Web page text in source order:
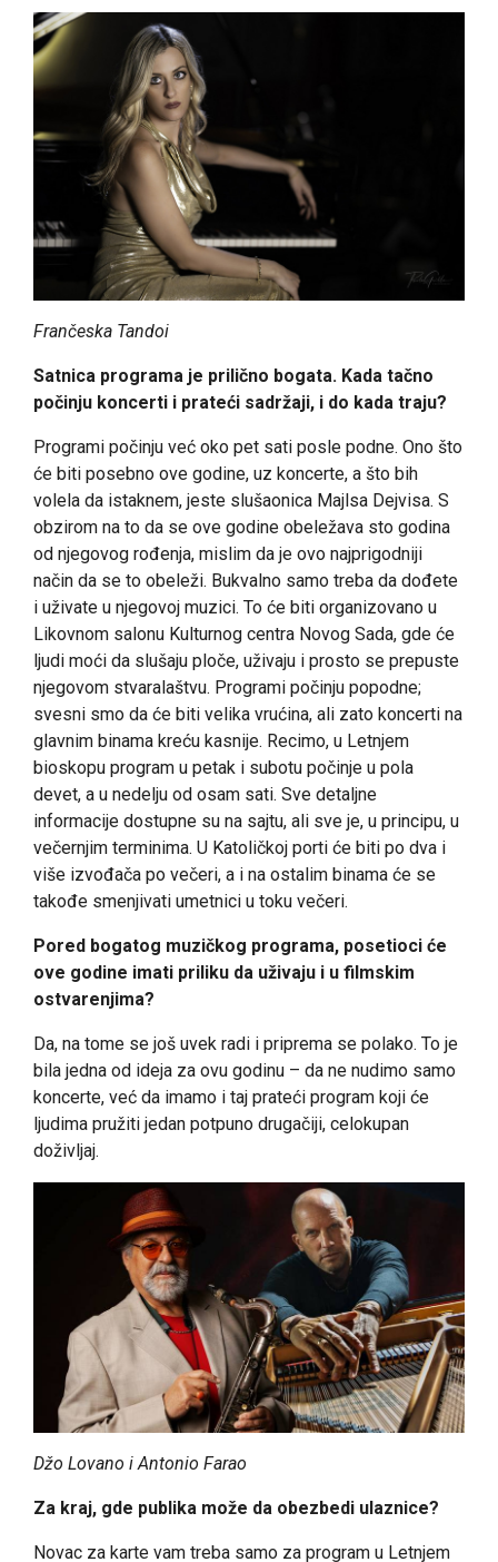
Frančeska Tandoi
Satnica programa je prilično bogata. Kada tačno
počinju koncerti i prateći sadržaji, i do kada traju?
Programi počinju već oko pet sati posle podne. Ono što
će biti posebno ove godine, uz koncerte, a što bih
volela da istaknem, jeste slušaonica Majlsa Dejvisa. S
obzirom na to da se ove godine obeležava sto godina
od njegovog rođenja, mislim da je ovo najprigodniji
način da se to obeleži. Bukvalno samo treba da dođete
i uživate u njegovoj muzici. To će biti organizovano u
Likovnom salonu Kulturnog centra Novog Sada, gde će
ljudi moći da slušaju ploče, uživaju i prosto se prepuste
njegovom stvaralaštvu. Programi počinju popodne;
svesni smo da će biti velika vrućina, ali zato koncerti na
glavnim binama kreću kasnije. Recimo, u Letnjem
bioskopu program u petak i subotu počinje u pola
devet, a u nedelju od osam sati. Sve detaljne
informacije dostupne su na sajtu, ali sve je, u principu, u
večernjim terminima. U Katoličkoj porti će biti po dva i
više izvođača po večeri, a i na ostalim binama će se
takođe smenjivati umetnici u toku večeri.
Pored bogatog muzičkog programa, posetioci će
ove godine imati priliku da uživaju i u filmskim
ostvarenjima?
Da, na tome se još uvek radi i priprema se polako. To je
bila jedna od ideja za ovu godinu – da ne nudimo samo
koncerte, već da imamo i taj prateći program koji će
ljudima pružiti jedan potpuno drugačiji, celokupan
doživljaj.
Džo Lovano i Antonio Farao
Za kraj, gde publika može da obezbedi ulaznice?
Novac za karte vam treba samo za program u Letnjem